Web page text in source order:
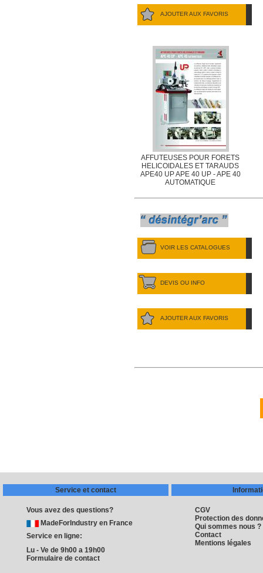
AJOUTER AUX FAVORIS
AFFUTEUSES POUR FORETS
HELICOIDALES ET TARAUDS
APE40 UP APE 40 UP - APE 40
AUTOMATIQUE
VOIR LES CATALOGUES
DEVIS OU INFO
AJOUTER AUX FAVORIS
Service et contact
Vous avez des questions?
MadeForIndustry en France
Service en ligne:
Lu - Ve de 9h00 a 19h00
Formulaire de contact
CGV
Protection des
Qui sommes nous ?
Contact
Mentions légales